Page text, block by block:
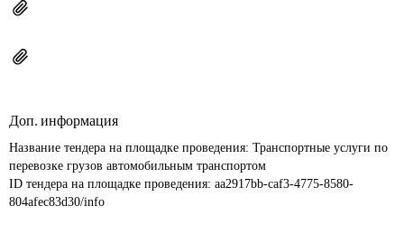
Доп. информация
Название тендера на площадке проведения: Транспортные услуги по
перевозке грузов автомобильным транспортом
ID тендера на площадке проведения: aa2917bb-caf3-4775-8580-
804afec83d30/info